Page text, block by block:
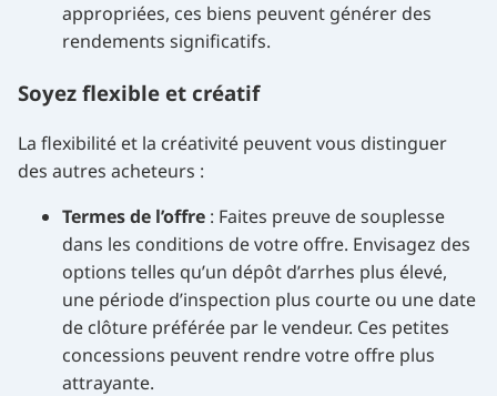
appropriées, ces biens peuvent générer des
rendements significatifs.
Soyez flexible et créatif
La flexibilité et la créativité peuvent vous distinguer
des autres acheteurs :
Termes de l’offre : Faites preuve de souplesse
dans les conditions de votre offre. Envisagez des
options telles qu’un dépôt d’arrhes plus élevé,
une période d’inspection plus courte ou une date
de clôture préférée par le vendeur. Ces petites
concessions peuvent rendre votre offre plus
attrayante.